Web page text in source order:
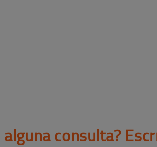
alguna consulta?